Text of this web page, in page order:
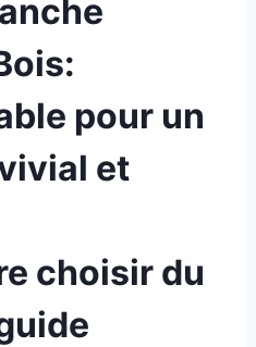
pour un
et
choisir du